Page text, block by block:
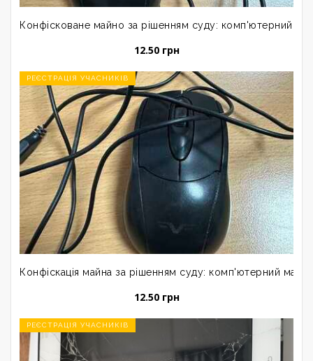
Конфісковане майно за рішенням суду: комп'ютерний
12.50 грн
РЕЄСТРАЦІЯ УЧАСНИКІВ
Конфіскація майна за рішенням суду: комп'ютерний
12.50 грн
РЕЄСТРАЦІЯ УЧАСНИКІВ